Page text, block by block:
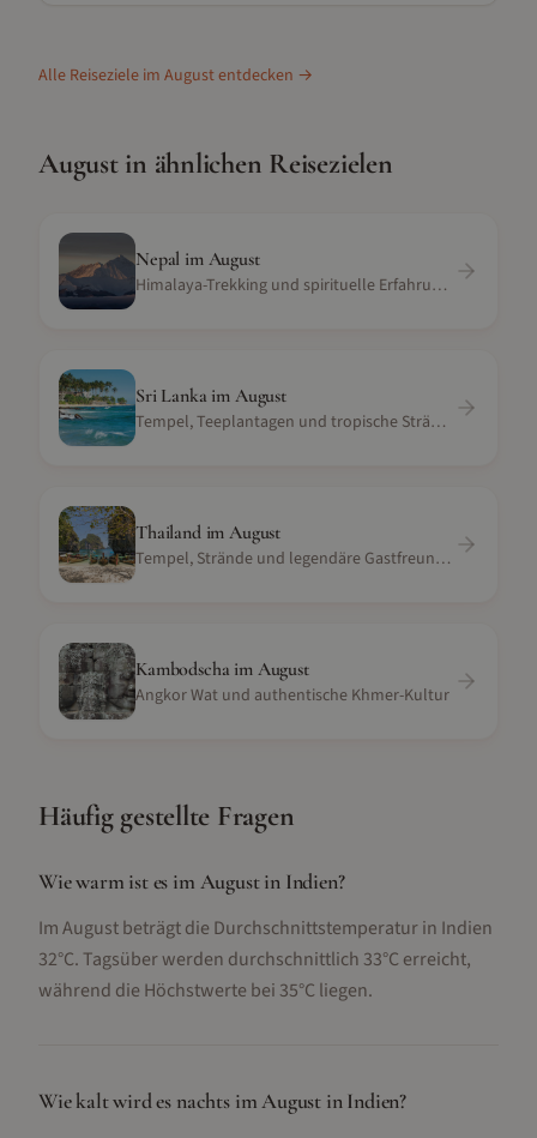
Alle Reiseziele im Augustentdecken →
Augustin ähnlichen Reisezielen
Nepal im August
Himalaya-Trekking und spirituelle Erfahrungen
Sri Lanka im August
Tempel, Teeplantagen und tropische Strände
ThailandimAugust
Tempel, Strände und legendäre Gastfreundschaft
Kambodscha im August
Angkor Wat und authentische Khmer-Kultur
Häufig gestellte Fragen
Wie warm ist es im August in Indien?
Im August beträgt die Durchschnittstemperatur in Indien
32°C. Tagsüber werden durchschnittlich 33°C erreicht,
während die Höchstwerte bei 35°C liegen.
Wie kalt wird es nachts im August in Indien?